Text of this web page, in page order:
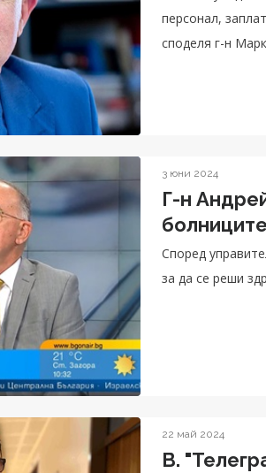
персонал,
споделя г-н
3 юни 2024
Г-н
Според
за да се реши
22 май 2024
В.